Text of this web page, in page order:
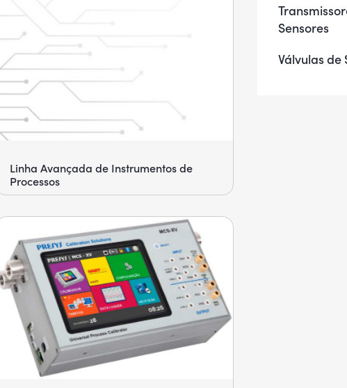
Linha Avançada de Instrumentos de
Processos
Sensores
Válvulas de